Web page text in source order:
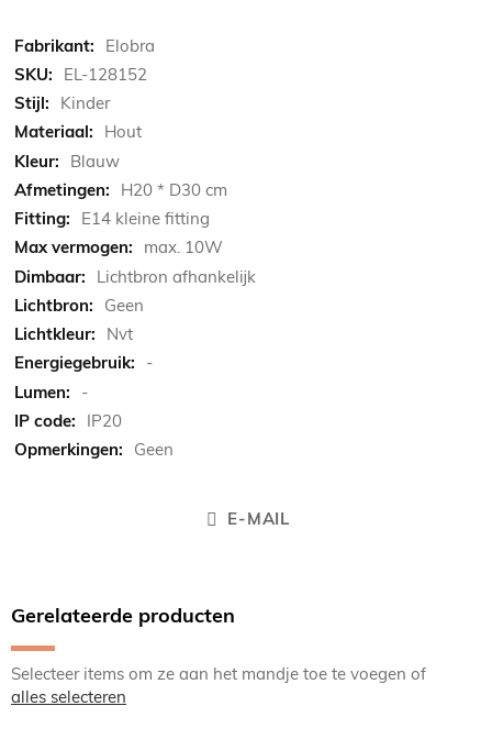
Meer
informatie
Elobra
EL-128152
Kinder
Hout
Blauw
H20 * D30 cm
E14 kleine fitting
max. 10W
Lichtbron afhankelijk
Geen
Nvt
-
-
IP20
Geen
E-MAIL
Gerelateerde producten
Selecteer items om ze aan het mandje toe te voegen of
alles selecteren